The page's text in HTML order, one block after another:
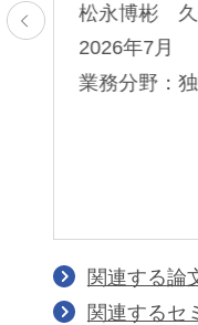
松永博彬
2026年7月
業務分野：
関連する論
関連するセ